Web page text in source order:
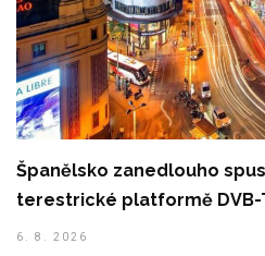
Španělsko zanedlouho
terestrické platformě DVB-
6. 8. 2026